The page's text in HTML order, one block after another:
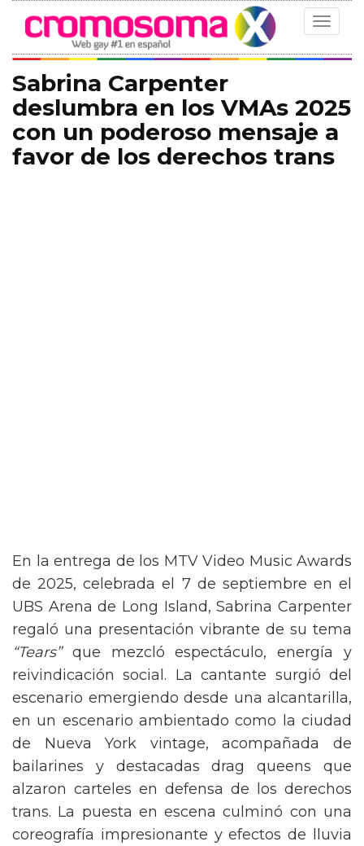
Toggle
Sabrina Carpenter
deslumbra en los VMAs 2025
con un poderoso mensaje a
favor de los derechos trans
En la entrega de los MTV Video Music Awards
de 2025, celebrada el 7 de septiembre en el
UBS Arena de Long Island, Sabrina Carpenter
regaló una presentación vibrante de su tema
“Tears”que mezcló espectáculo, energía y
reivindicación social. La cantante surgió del
escenario emergiendo desde una alcantarilla,
en un escenario ambientado como la ciudad
de Nueva York vintage, acompañada de
bailarines y destacadas drag queens que
alzaron carteles en defensa de los derechos
trans. La puesta en escena culminó con una
coreografía impresionante y efectos de lluvia